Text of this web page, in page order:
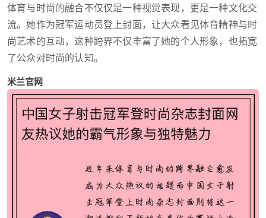
体育与时尚的融合不仅仅是一种视觉表现，更是一种文化交
流。她作为冠军运动员登上封面，让大众看见体育精神与时
尚艺术的互动，这种跨界不仅丰富了她的个人形象，也拓宽
了公众对时尚的认知。
米兰官网